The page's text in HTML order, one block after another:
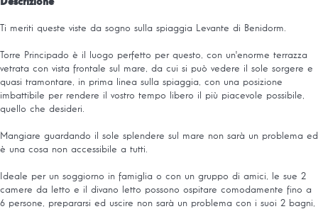
Ti meriti queste viste da sogno sulla spiaggia Levante di Benidorm.
Torre Principado è il luogo perfetto per questo, con un'enorme terrazza
vetrata con vista frontale sul mare, da cui si può vedere il sole sorgere e
quasi tramontare, in prima linea sulla spiaggia, con una posizione
imbattibile per rendere il vostro tempo libero il più piacevole possibile,
quello che desideri.
Mangiare guardando il sole splendere sul mare non sarà un problema ed
è una cosa non accessibile a tutti.
Ideale per un soggiorno in famiglia o con un gruppo di amici, le sue 2
camere da letto e il divano letto possono ospitare comodamente fino a
6 persone, prepararsi ed uscire non sarà un problema con i suoi 2 bagni,